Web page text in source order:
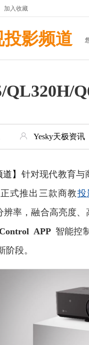
加入收藏
投影频道
QL320H/
Yesky天极资讯
】 针对现代教育与
式推出三款商教投
率，融合高亮度
APP 智能控
阶段。